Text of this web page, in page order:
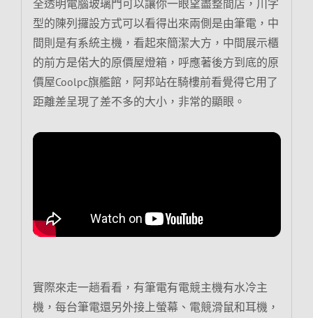
全透明電腦玻璃門可以讓你一眼望盡整間店，川字
型的陳列攞設方式可以看得出來兩側是由筆電，中
間則是有系統主機，看起來簡潔大方，中間展示櫃
的前方是偌大的原價屋燈箱，呼應著後方到底的原
價屋Coolpc旗艦館，阿邦站在騎樓前看覺得它用了
距離差呈現了差不多的大小，非常的顯眼。
實際來走一趟看看，有筆電有電競主機有水冷主
機，每台筆電還另外接上螢幕、電競滑鼠和耳機，